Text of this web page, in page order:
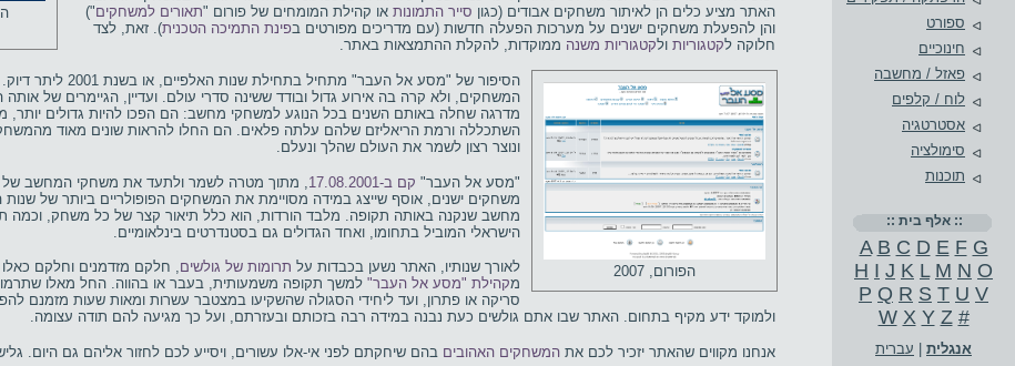
האתר מציע כלים הן לאיתור משחקים אבודים (כגון סייר התמונותאו קהילת המומחים של פורום "תאורים למשחקים")
והן להפעלת משחקים ישנים על מערכות הפעלה חדשות (עם מדריכים מפורטים בפינת התמיכה הטכנית). זאת, לצד
חלוקה לקטגוריותולקטגוריות משנה ממוקדות, להקלת ההתמצאות באתר.
הפורום, 2007
הסיפור של "מסע אל העבר"
המשחקים, ולא קרה בה אירוע גדול ובודד ששינה סדרי עולם. ועדיין, הגיימרים של
מדרגה שחלה באותם השנים בכל הנוגע למשחקי מחשב: הם הפכו להיות גדולים יותר,
השתכללה ורמת הריאליזם שלהם עלתה פלאים. הם החלו להראות שונים מאוד
ונוצר רצון לשמר את העולם שהלך ונעלם.
"מסע אל העבר" קם ב-17.08.2001
מחשב שנקנה באותה תקופה. מלבד הורדות, הוא כלל תיאור קצר של כל משחק, וכמה
הישראלי המוביל בתחומו, ואחד הגדולים גם בסטנדרטים בינלאומיים.
לאורך שנותיו, האתר נשען בכבדות על תרומות של גולשים, חלקם מזדמנים וחלקם
מקהילת "מסע אל העבר"למשך תקופה משמעותית, בעבר או בהווה. החל מאלו
סריקה או פתרון, ועד ליחידי הסגולה שהשקיעו במצטבר עשרות ומאות שעות מזמנם
ולמוקד ידע מקיף בתחום. האתר שבו אתם גולשים כעת נבנה במידה רבה בזכותם ובעזרתם, ועל כך מגיעה להם תודה עצומה.
אנחנו מקווים שהאתר יזכיר לכם את המשחקים האהובים בהם שיחקתם לפני אי-אלו עשורים, ויסייע לכם לחזור אליהם גם היום.
ספורט
חינוכיים
פאזל / מחשבה
לוח / קלפים
אסטרטגיה
סימולציה
תוכנות
:: אלף בית ::
A B C D E F G
H I J K L M N O
P Q R S T U V
W X Y Z #
אנגלית עברית